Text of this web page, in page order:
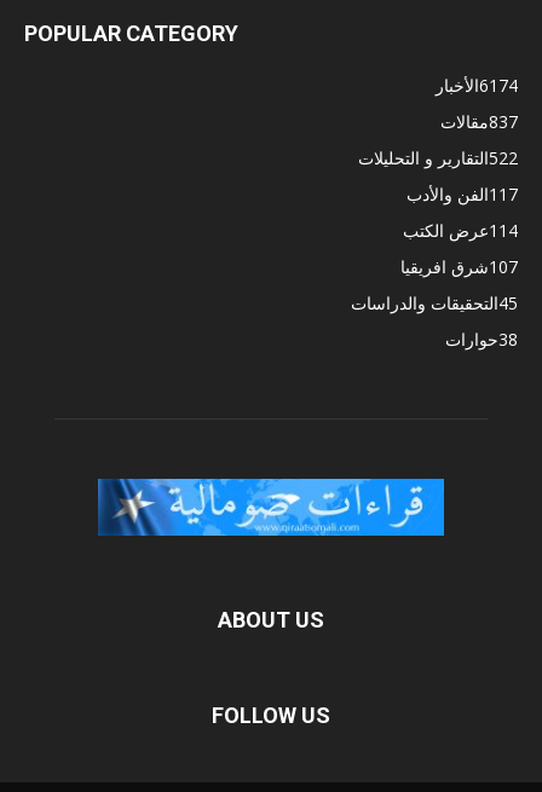
POPULAR CATEGORY
الأخبار6174
مقالات837
التقارير و التحليلات522
الفن والأدب117
عرض الكتب114
شرق افريقيا107
التحقيقات والدراسات45
حوارات38
ABOUT US
FOLLOW US